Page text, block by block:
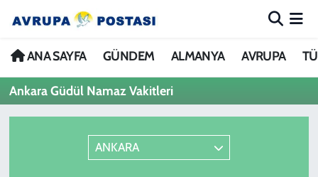
ANA SAYFA GÜNDEM ALMANYA AVRUPA
Ankara Güdül Namaz Vakitleri
ANKARA
ANA SAYFA
GÜNDEM
Nöbetçi Eczaneler
Hava Durumu
Trafik Durumu